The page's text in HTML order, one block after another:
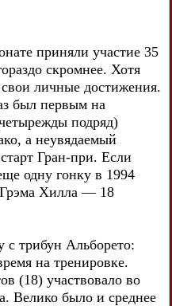
приняли участие 35
скромнее. Хотя
личные достижения.
был первым на
подряд)
а неувядаемый
Гран-при. Если
одну гонку в 1994
Грэма Хилла — 18
с трибун Альборето:
на тренировке.
(18) участвовало во
Велико было и среднее